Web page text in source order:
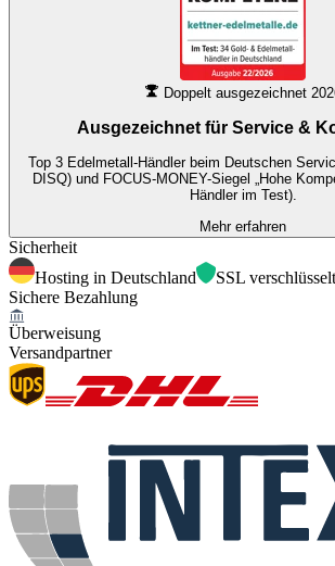
Doppelt ausgezeichnet
Ausgezeichnet für Service &
Top 3 Edelmetall-Händler beim Deutschen
DISQ) und FOCUS-MONEY-Siegel „Hohe
Händler im Test).
Mehr erfahren
Sicherheit
Hosting in Deutschland
SSL verschlüsselt
Sichere Bezahlung
Überweisung
Versandpartner